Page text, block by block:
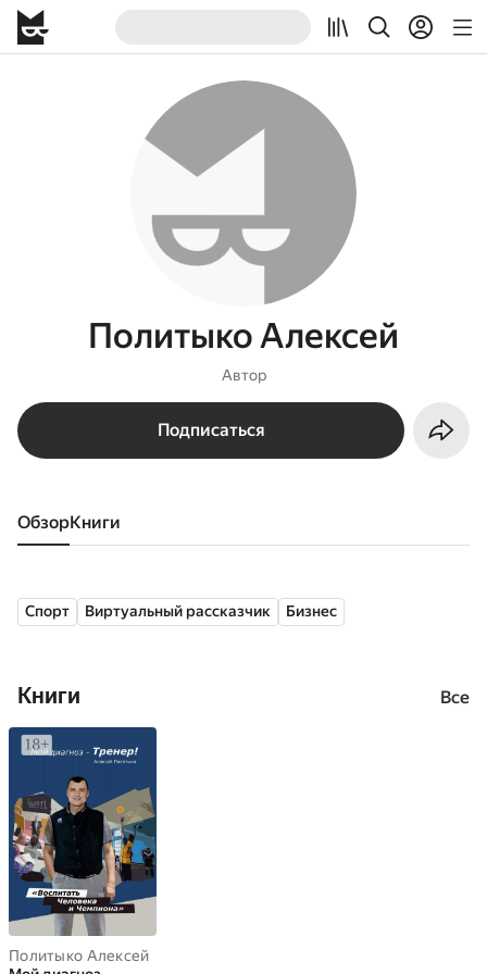
Политыко Алексей
Автор
Подписаться
Обзор книги
Спорт Виртуальный рассказчик Бизнес
Книги Все
Политыко Алексей